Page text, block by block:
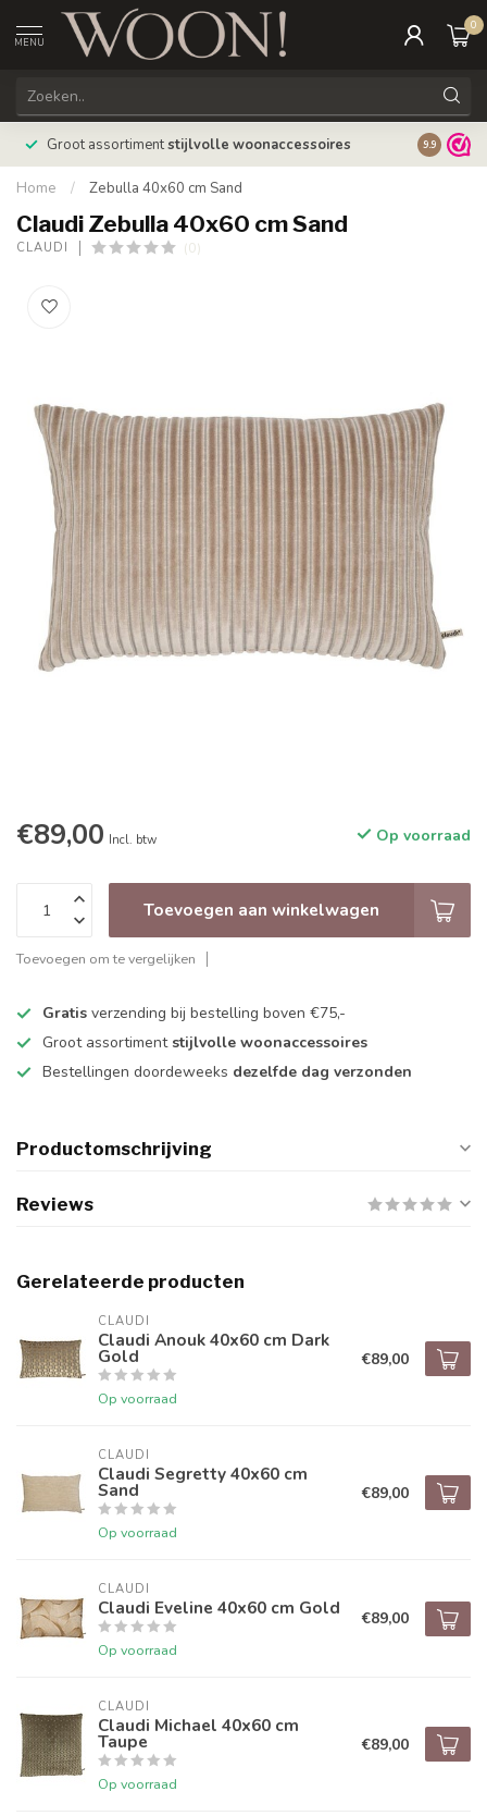
MENU
0
Groot assortimentstijlvolle woonaccessoires 9.9
Home / Zebulla 40x60 cm Sand
Claudi Zebulla 40x60 cm Sand
CLAUDI (0)
€89,00 Incl. btw Op voorraad
Toevoegen aan winkelwagen
Toevoegen om te vergelijken
Gratis verzending bij bestelling boven €75,-
Groot assortiment stijlvolle woonaccessoires
Bestellingen doordeweeks dezelfde dag verzonden
Productomschrijving
Reviews
Gerelateerde producten
CLAUDI
Claudi Anouk 40x60 cm Dark
Gold
Op voorraad
€89,00
CLAUDI
Claudi Segretty 40x60 cm
Sand
Op voorraad
€89,00
CLAUDI
Claudi Eveline 40x60 cm Gold
Op voorraad
€89,00
CLAUDI
Claudi Michael 40x60 cm
Taupe
Op voorraad
€89,00